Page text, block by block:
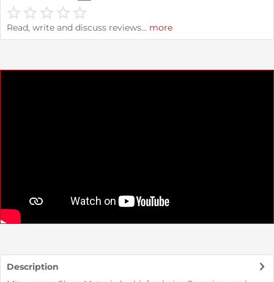
Read, write and discuss reviews... more
Description